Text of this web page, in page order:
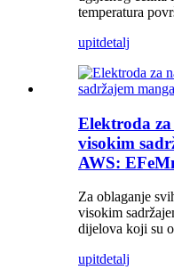
temperatura
upitdetalj
Elektroda
visokim
AWS:
Za oblaganje
visokim
dijelova koji su
upitdetalj